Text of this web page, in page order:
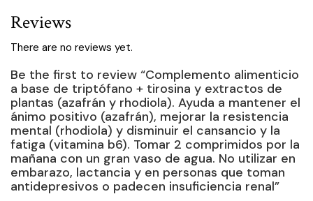
Reviews
There are no reviews yet.
Be the first to review “Complemento alimenticio
a base de triptófano + tirosina y extractos de
plantas (azafrán y rhodiola). Ayuda a mantener el
ánimo positivo (azafrán), mejorar la resistencia
mental (rhodiola) y disminuir el cansancio y la
fatiga (vitamina b6). Tomar 2 comprimidos por la
mañana con un gran vaso de agua. No utilizar en
embarazo, lactancia y en personas que toman
antidepresivos o padecen insuficiencia renal”